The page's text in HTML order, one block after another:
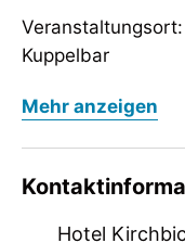
Kuppelbar
Auf Euer
Mehr anzeigen
Hotel